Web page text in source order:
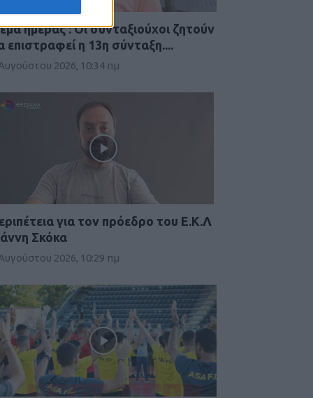
ημέρας : Οι συνταξιούχοι ζητούν
επιστραφεί η 13η σύνταξη....
2026, 10:34 πμ
για τον πρόεδρο του Ε.Κ.Λ
Σκόκα
2026, 10:29 πμ